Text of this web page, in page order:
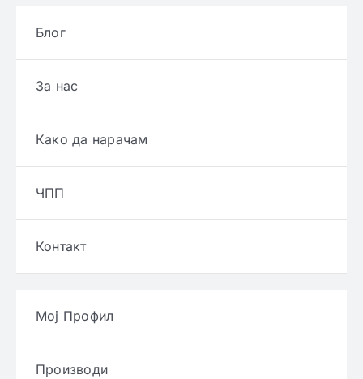
Блог
За нас
Како да нарачам
ЧПП
Контакт
Мој Профил
Производи